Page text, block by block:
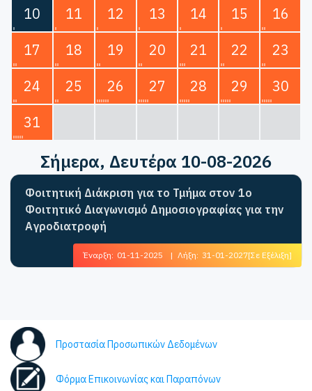
10
11 12 13 14 15
16
17
18 19 20 21 22
23
24
25 26 27 28 29
30
31
Σήμερα, Δευτέρα 10-08-2026
Φοιτητική Διάκριση για το Τμήμα στον 1ο
Φοιτητικό Διαγωνισμό Δημοσιογραφίας για την
Αγροδιατροφή
Έναρξη: 01-11-2025 | Λήξη: 31-01-2027[Σε Εξέλιξη]
Προστασία Προσωπικών Δεδομένων
Φόρμα Επικοινωνίας και Παραπόνων